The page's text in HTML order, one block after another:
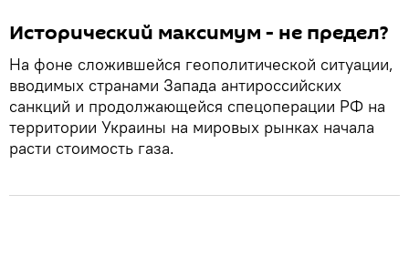
Исторический максимум - не предел?
На фоне сложившейся геополитической ситуации,
вводимых странами Запада антироссийских
санкций и продолжающейся спецоперации РФ на
территории Украины на мировых рынках начала
расти стоимость газа.